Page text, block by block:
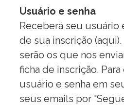
Usuário e senha
Receberá seu usuário
de sua inscrição (aqui
serão os que nos
ficha de inscrição.
usuário e senha em
seus emails por